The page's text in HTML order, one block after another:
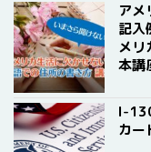
アメ
記入
メリ
本講
I-
カー